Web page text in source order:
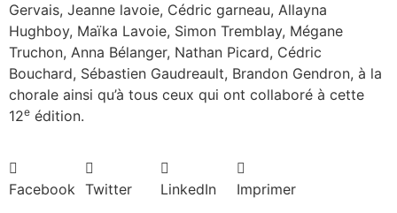
Gervais, Jeanne lavoie, Cédric garneau, Allayna
Hughboy, Maïka Lavoie, Simon Tremblay, Mégane
Truchon, Anna Bélanger, Nathan Picard, Cédric
Bouchard, Sébastien Gaudreault, Brandon Gendron, à la
chorale ainsi qu’à tous ceux qui ont collaboré à cette
12e édition.
Facebook Twitter LinkedIn Imprimer